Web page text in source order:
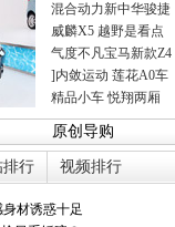
混合动力新中华骏捷
威麟X5 越野是看点
气度不凡宝马新款Z4
]内敛运动 莲花A0车
精品小车 悦翔两厢
原创导购
排行 视频排行
材诱惑十足